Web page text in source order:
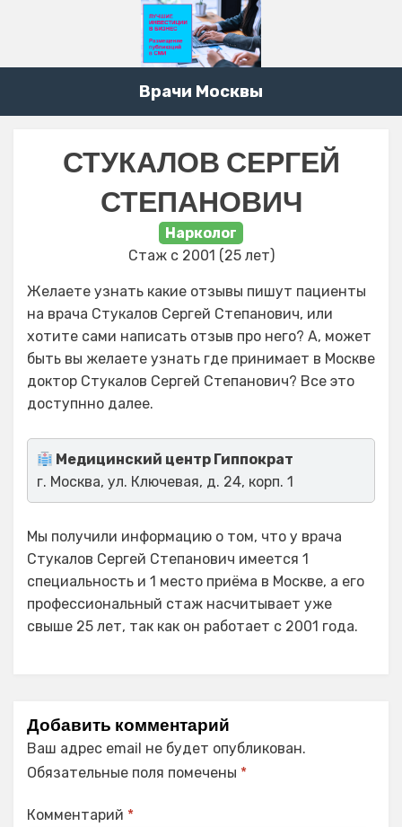
Врачи Москвы
СТУКАЛОВ СЕРГЕЙ
СТЕПАНОВИЧ
Нарколог
Стаж с 2001 (25 лет)
Желаете узнать какие отзывы пишут пациенты
на врача Стукалов Сергей Степанович, или
хотите сами написать отзыв про него? А, может
быть вы желаете узнать где принимает в Москве
доктор Стукалов Сергей Степанович? Все это
доступнно далее.
Медицинский центр Гиппократ
г. Москва, ул. Ключевая, д. 24, корп. 1
Мы получили информацию о том, что у врача
Стукалов Сергей Степанович имеется 1
специальность и 1 место приёма в Москве, а его
профессиональный стаж насчитывает уже
свыше 25 лет, так как он работает с 2001 года.
Добавить комментарий
Ваш адрес email не будет опубликован.
Обязательные поля помечены *
Комментарий *